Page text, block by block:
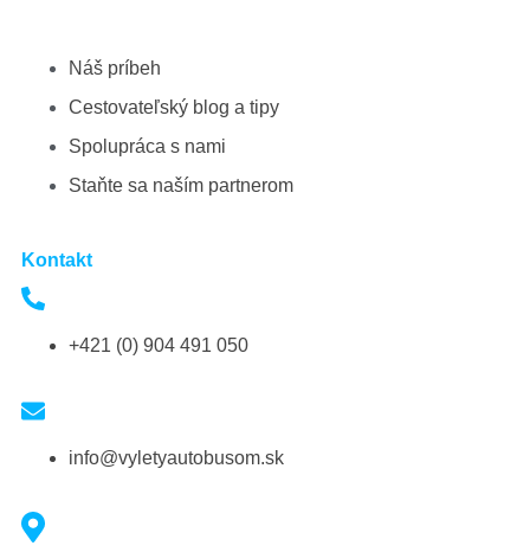
Náš príbeh
Cestovateľský blog a tipy
Spolupráca s nami
Staňte sa naším partnerom
Kontakt
+421 (0) 904 491 050
info@vyletyautobusom.sk